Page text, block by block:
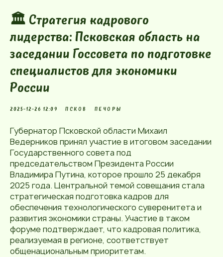
🏛️ Стратегия кадрового
лидерства: Псковская область на
заседании Госсовета по подготовке
специалистов для экономики
России
2025-12-26 12:09 ПСКОВ ПЕЧОРЫ
Губернатор Псковской области Михаил
Ведерников принял участие в итоговом заседании
Государственного совета под
председательством Президента России
Владимира Путина, которое прошло 25 декабря
2025 года. Центральной темой совещания стала
стратегическая подготовка кадров для
обеспечения технологического суверенитета и
развития экономики страны. Участие в таком
форуме подтверждает, что кадровая политика,
реализуемая в регионе, соответствует
общенациональным приоритетам.